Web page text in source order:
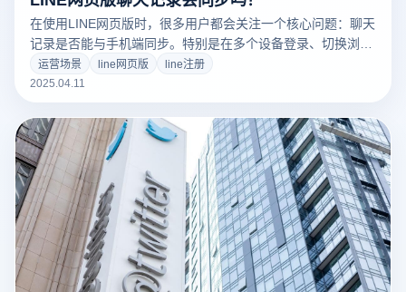
在使用LINE网页版时，很多用户都会关注一个核心问题：聊天
记录是否能与手机端同步。特别是在多个设备登录、切换浏览
器环境，或借助如云登防关联浏览器这类工具的场景中，聊天
数据的同步性与完整性显得尤为重要。深入了解LINE网页版的
记录机制以及如何与防关联工具配合使用，有助于保障账户安
全，提升管理效率。
运营场景 line网页版
line注册
2025.04.11